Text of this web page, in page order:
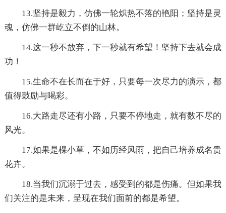
13.坚持是毅力，仿佛一轮炽热不落的艳阳；坚持是灵
魂，仿佛一群屹立不倒的山林。
14.这一秒不放弃，下一秒就有希望！坚持下去就会成
功！
15.生命不在长而在于好，只要每一次尽力的演示，都
值得鼓励与喝彩。
16.大路走尽还有小路，只要不停地走，就有数不尽的
风光。
17.如果是棵小草，不如历经风雨，把自己培养成名贵
花卉。
18.当我们沉溺于过去，感受到的都是伤痛。但如果我
们关注的是未来，呈现在我们面前的都是希望。